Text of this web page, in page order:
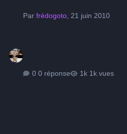
Parfrédogoto 21 juin 2010
0 réponse 1k vues